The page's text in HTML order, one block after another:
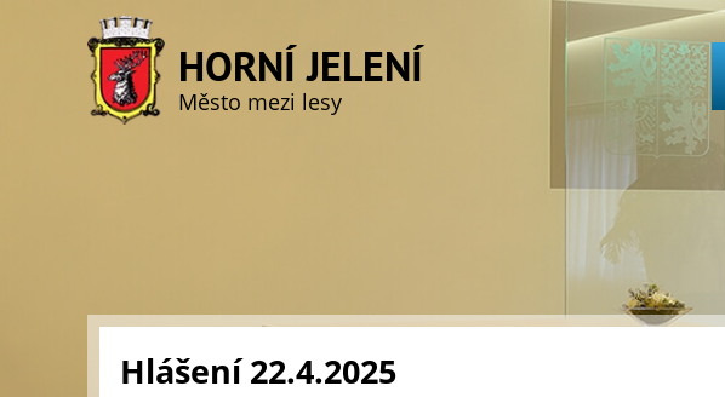
HORNÍ JELENÍ
Město mezi lesy
Hlášení 22.4.2025